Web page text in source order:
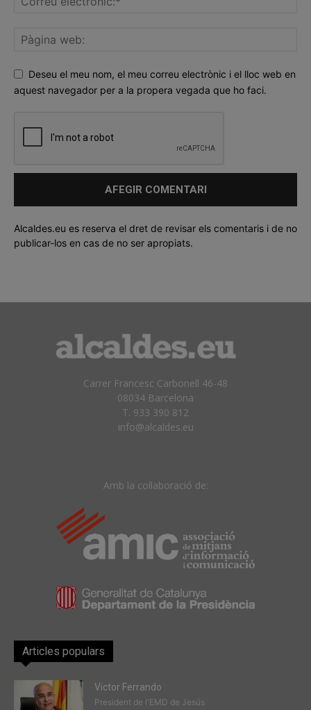
Deseu el meu nom, el meu correu electrònic i el lloc web en
aquest navegador per a la propera vegada que ho faci.
Alcaldes.eu es reserva el dret de revisar els comentaris i de no
publicar-los en cas de no ser apropiats.
Carrer Francesc Carbonell 46-48
08034 Barcelona
T. 933 390 812
info@alcaldes.eu
Amb la col·laboració de:
Articles populars
Victor Ferrando
President de l'EMD de Jesús